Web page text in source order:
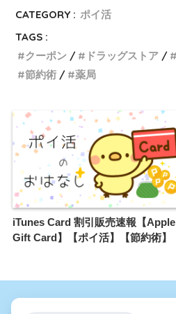
CATEGORY : ポイ活
TAGS :
クーポン
ドラッグストア
節約術
薬局
iTunes Card 割引販売速報【Apple
Gift Card】【ポイ活】【節約術】